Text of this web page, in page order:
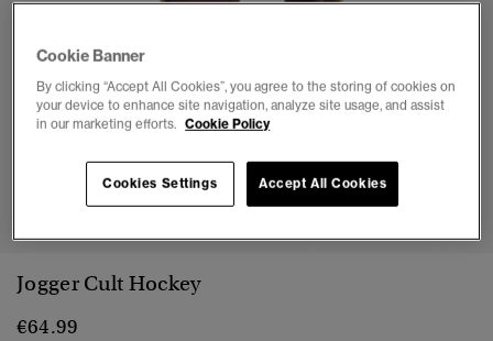
1 2 3 5 6 7
Jogger Cult Hockey
€64.99
Cookie Banner
By clicking “Accept All Cookies”, you agree to the storing of cookies on
your device to enhance site navigation, analyze site usage, and assist
in our marketing efforts. Cookie Policy
Cookies Settings Accept All Cookies